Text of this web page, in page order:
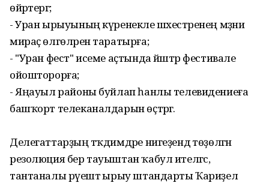
өйрәтергә;
- Уран ырыуының күренекле шәхестәренең мәҙәни
мираҫ өлгөләрен таратырға;
- "Уран фест" исеме аҫтында йәштәр фестивале
ойошторорға;
- Яңауыл районы буйлап һанлы телевидениеға
башҡорт телеканалдарын өҫтәргә.
Делегаттарҙың тәҡдимдәре нигеҙендә төҙөлгән
резолюция бер тауыштан ҡабул ителгәс,
тантаналы рәүештә ырыу штандарты Ҡариҙел